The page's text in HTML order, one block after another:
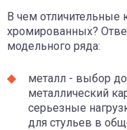
В чем отличительные
хромированных?
модельного ряда:
металл - выбор
металлический
серьезные
для стульев в